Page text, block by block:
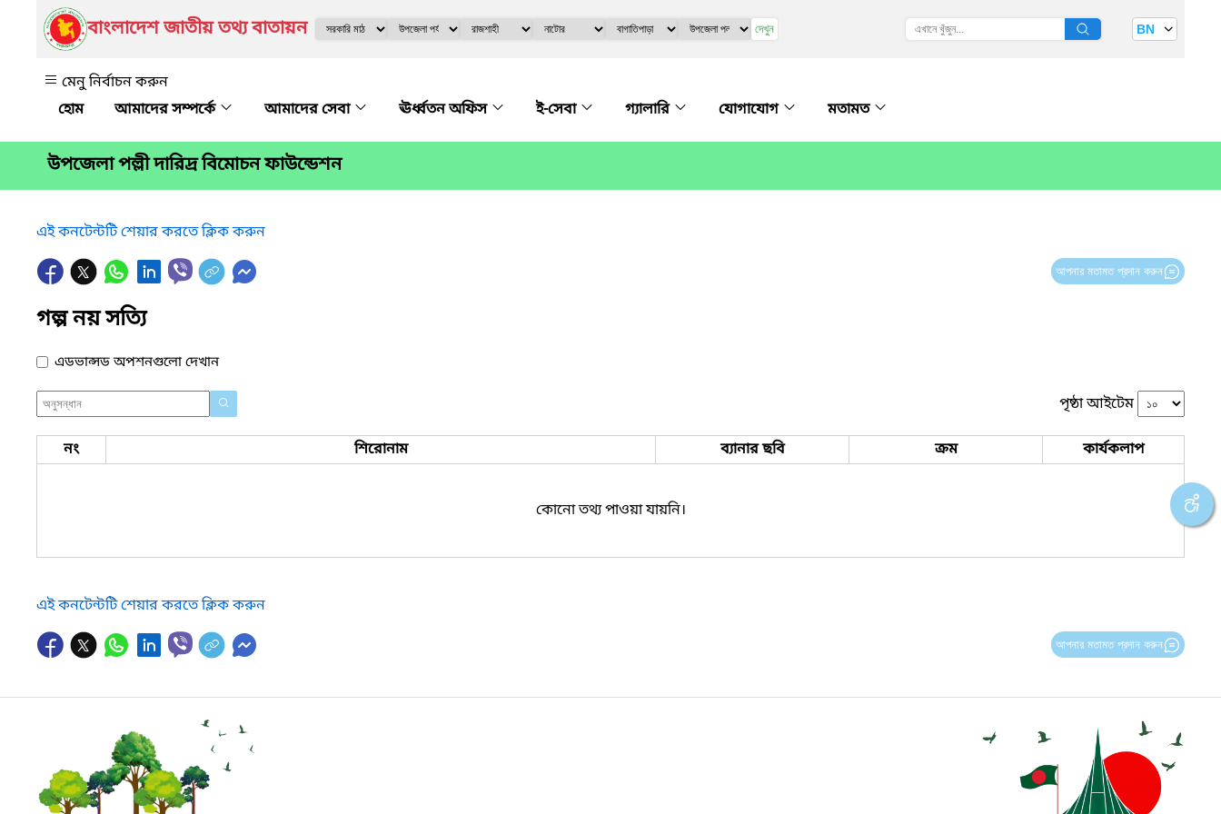
বাংলাদেশ জাতীয় তথ্য বাতায়ন দেখুন BN
মেনু নির্বাচন করুন
আমাদের সম্পর্কে
আমাদের সেবা ঊর্ধ্বতন অফিস ই-সেবা গ্যালারি যোগাযোগ মতামত
উপজেলা পল্লী দারিদ্র বিমোচন ফাউন্ডেশন
এই কনটেন্টটি শেয়ার করতে ক্লিক করুন
আপনার মতামত প্রদান করুন
গল্প নয় সত্যি
এডভান্সড অপশনগুলো দেখান
পৃষ্ঠা আইটেম
নং শিরোনাম ব্যানার ছবি ক্রম কার্যকলাপ
কোনো তথ্য পাওয়া যায়নি।
এই কনটেন্টটি শেয়ার করতে ক্লিক করুন
আপনার মতামত প্রদান করুন